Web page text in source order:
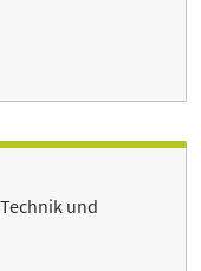
und